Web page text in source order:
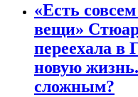
«Есть
вещи»
переехала в
новую
сложным?